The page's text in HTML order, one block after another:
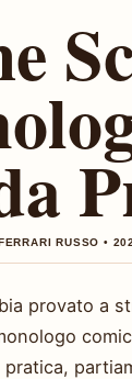
RUSSO •
provato a
pratica,